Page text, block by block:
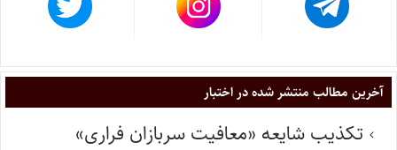
آخرین مطالب منتشر شده در اختبار
تکذیب شایعه «معافیت سربازان فراری»